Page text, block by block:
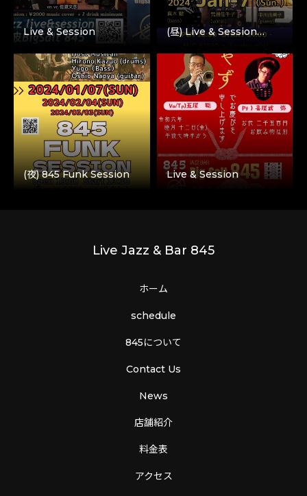
Live & Session (昼) Live & Session…
(夜) 845 Funk Session Live & Session
Live Jazz & Bar 845
ホーム
schedule
845について
Contact Us
News
店舗紹介
料金表
アクセス